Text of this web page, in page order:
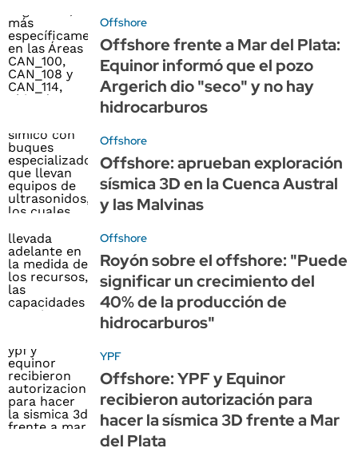
Offshore
Offshore frente a Mar del Plata:
Equinor informó que el pozo
Argerich dio "seco" y no hay
hidrocarburos
Offshore
Offshore: aprueban exploración
sísmica 3D en la Cuenca Austral
y las Malvinas
Offshore
Royón sobre el offshore: "Puede
significar un crecimiento del
40% de la producción de
hidrocarburos"
YPF
Offshore: YPF y Equinor
recibieron autorización para
hacer la sísmica 3D frente a Mar
del Plata